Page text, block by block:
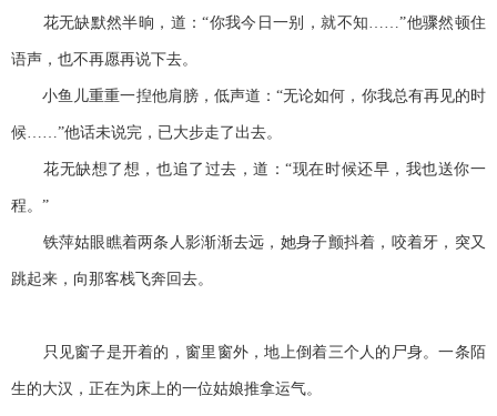
花无缺默然半晌，道：“你我今日一别，就不知……”他骤然顿住
语声，也不再愿再说下去。
小鱼儿重重一揑他肩膀，低声道：“无论如何，你我总有再见的时
候……”他话未说完，已大步走了出去。
花无缺想了想，也追了过去，道：“现在时候还早，我也送你一
程。”
铁萍姑眼瞧着两条人影渐渐去远，她身子颤抖着，咬着牙，突又
跳起来，向那客栈飞奔回去。
只见窗子是开着的，窗里窗外，地上倒着三个人的尸身。一条陌
生的大汉，正在为床上的一位姑娘推拿运气。